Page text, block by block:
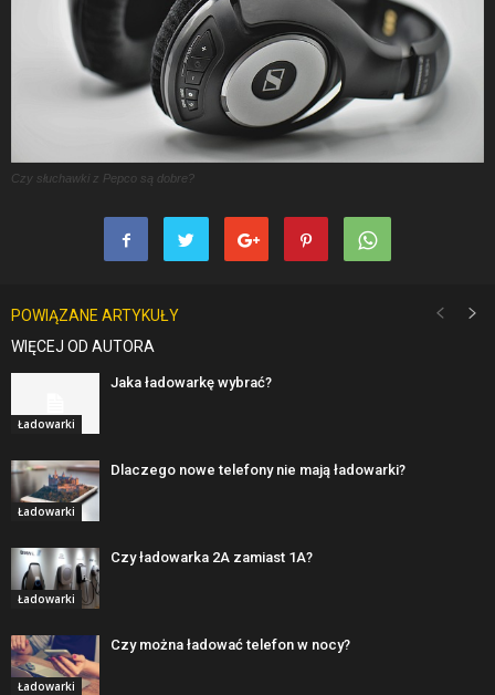
Czy słuchawki z Pepco są dobre?
POWIĄZANE ARTYKUŁY
WIĘCEJ OD AUTORA
Ładowarki
Jaka ładowarkę wybrać?
Ładowarki
Dlaczego nowe telefony nie mają ładowarki?
Ładowarki
Czy ładowarka 2A zamiast 1A?
Ładowarki
Czy można ładować telefon w nocy?